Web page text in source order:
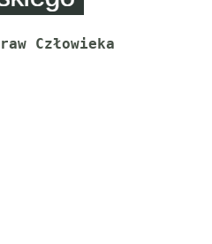
Człowieka